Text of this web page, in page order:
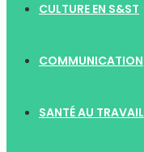
CULTURE EN S&ST
COMMUNICATION
SANTÉ AU TRAVAIL